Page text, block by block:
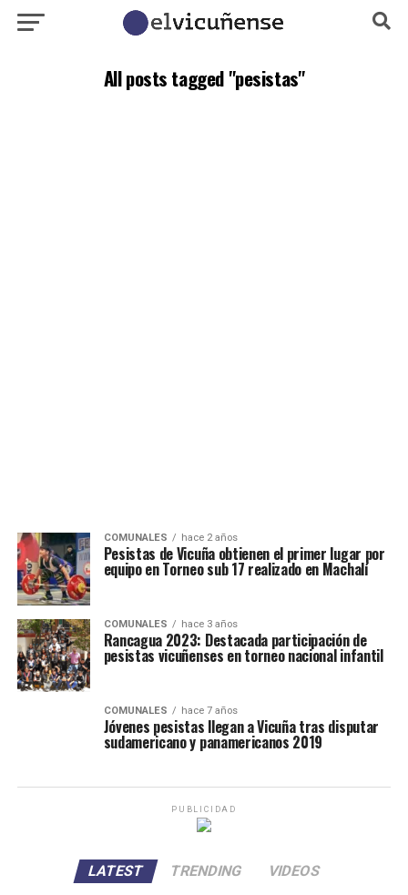
All posts tagged "pesistas"
COMUNALES hace 2 años
Pesistas de Vicuña obtienen el primer lugar por
equipo en Torneo sub 17 realizado en Machalí
COMUNALES hace 3 años
Rancagua 2023: Destacada participación de
pesistas vicuñenses en torneo nacional infantil
COMUNALES hace 7 años
Jóvenes pesistas llegan a Vicuña tras disputar
sudamericano y panamericanos 2019
PUBLICIDAD
LATEST TRENDING VIDEOS